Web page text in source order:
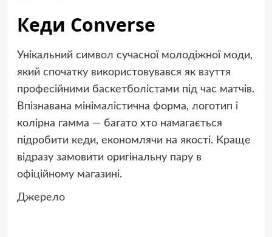
Кеди Converse
Унікальний символ сучасної молодіжної моди,
який спочатку використовувався як взуття
професійними баскетболістами під час матчів.
Впізнавана мінімалістична форма, логотип і
колірна гамма — багато хто намагається
підробити кеди, економлячи на якості. Краще
відразу замовити оригінальну пару в
офіційному магазині.
Джерело